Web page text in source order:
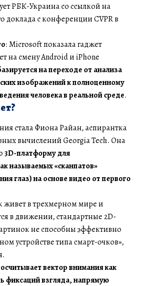
РБК-Украина со ссылкой на
доклада с конференции CVPR в
: Microsoft показала гаджет
на смену Android и iPhone
на переходе от анализа
изображений к полноценному
человека в реальной среде.
стала Фиона Райан, аспирантка
вычислений Georgia Tech. Она
3D-платформу для
называемых «сканпатов»
глаз) на основе видео от первого
живет в трехмерном мире и
в движении, стандартные 2D-
не способны эффективно
устройстве типа смарт-очков»,
вектор внимания как
фиксаций взгляда, напрямую